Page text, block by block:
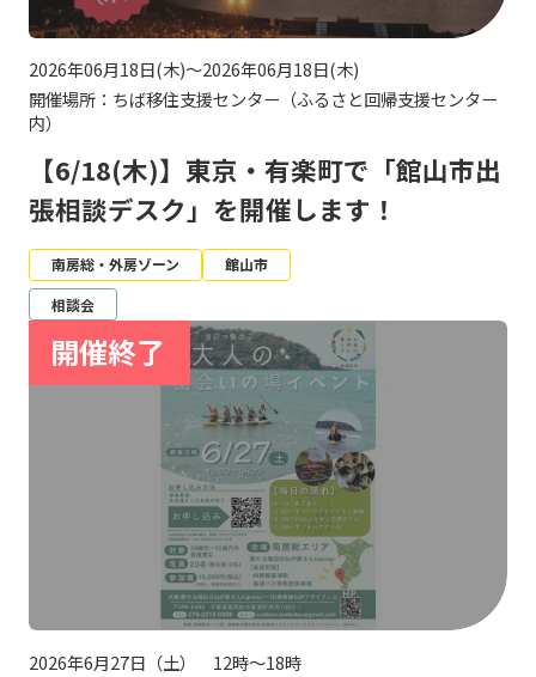
2026年06月18日(木)～2026年06月18日(木)
開催場所：ちば移住支援センター（ふるさと回帰支援センター
内）
【6/18(木)】東京・有楽町で「館山市出
張相談デスク」を開催します！
南房総・外房ゾーン
館山市
相談会
2026年6月27日（土） 12時～18時